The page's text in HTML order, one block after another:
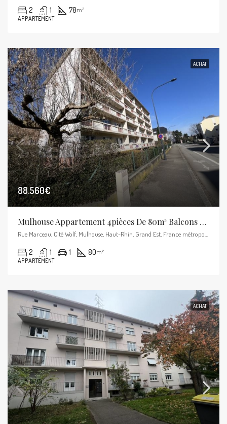
2 1 78m²
APPARTEMENT
ACHAT
88.560€
Mulhouse Appartement 4pièces De 80m² Balcons Cave Et Garage
2 1 1 80m²
APPARTEMENT
ACHAT